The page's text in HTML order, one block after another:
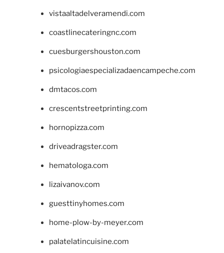
vistaaltadelveramendi.com
coastlinecateringnc.com
cuesburgershouston.com
psicologiaespecializadaencampeche.com
dmtacos.com
crescentstreetprinting.com
hornopizza.com
driveadragster.com
hematologa.com
lizaivanov.com
guesttinyhomes.com
home-plow-by-meyer.com
palatelatincuisine.com